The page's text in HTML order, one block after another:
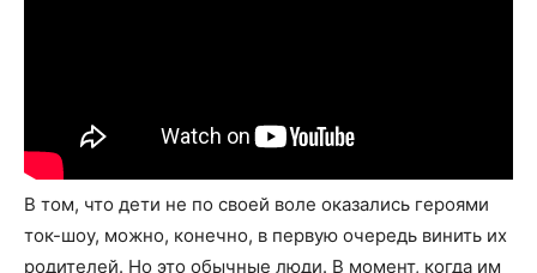
В том, что дети не по своей воле оказались героями
ток-шоу, можно, конечно, в первую очередь винить их
родителей. Но это обычные люди. В момент, когда им